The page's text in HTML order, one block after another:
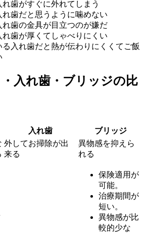
歯がすぐに外れてしまう
歯だと思うように噛めない
歯の金具が目立つのが嫌だ
歯が厚くてしゃべりにくい
入れ歯だと熱が伝わりにくくてご飯
入れ歯・ブリッジの比
入れ歯
ブリッジ
外してお掃除が出
来る
異物感を抑えら
れる
保険適用が
可能。
治療期間が
短い。
異物感が比
較的少な